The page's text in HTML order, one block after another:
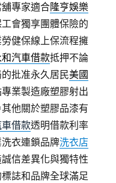
專家適合隆亨娛樂
會獨享團體保險的
健保線上保流程擁
和汽車借款抵押不論
批准永久居民美國
業製造廠塑膠射出
他關於塑膠品漆有
借款透明借款利率
衣連鎖品牌洗衣店
信差異化與獨特性
誌和品牌全球滿足